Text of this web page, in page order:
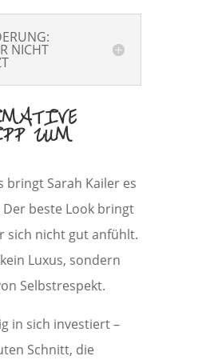
NICHT
ZUM
bringt Sarah Kailer es
beste Look bringt
sich nicht gut anfühlt.
Luxus, sondern
Selbstrespekt.
in sich investiert –
Schnitt, die